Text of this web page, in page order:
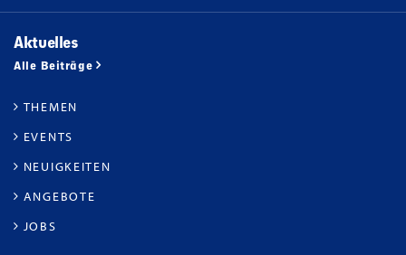
Aktuelles
Alle Beiträge
THEMEN
EVENTS
NEUIGKEITEN
ANGEBOTE
JOBS